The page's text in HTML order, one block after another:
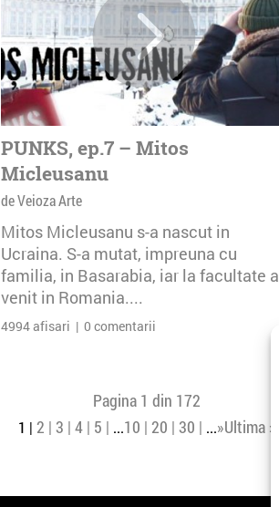
PUNKS, ep.7 – Mitos
Micleusanu
de Veioza Arte
Mitos Micleusanu s-a nascut in
Ucraina. S-a mutat, impreuna cu
familia, in Basarabia, iar la facultate a
venit in Romania....
4994 afisari | 0 comentarii
Pagina 1 din 172
1 2 3 4 5 ...10 20 30 ...»Ultima »